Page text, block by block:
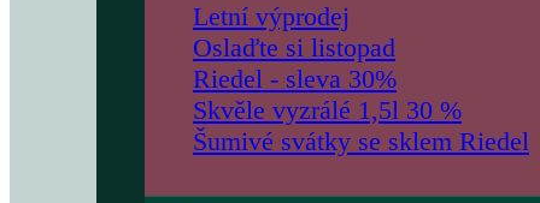
Letní výprodej
Oslaďte si listopad
Riedel - sleva 30%
Skvěle vyzrálé 1,5l 30 %
Šumivé svátky se sklem Riedel